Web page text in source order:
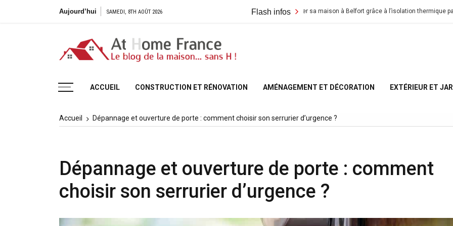
Aujourd’hui SAMEDI, 8TH AOÛT 2026 Flash infos
Rénover sa maison à Belfort grâce à l’isolation thermique par
Maison
– At
France
ACCUEIL CONSTRUCTION ET RÉNOVATION AMÉNAGEMENT ET DÉCORATION EXTÉRIEUR ET
Accueil Dépannage et ouverture de porte : comment choisir son serrurier d’urgence ?
Dépannage et ouverture de porte : comment
choisir son serrurier d’urgence ?